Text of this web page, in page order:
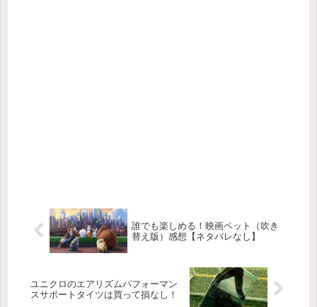
誰でも楽しめる！映画ペット（吹き
替え版）感想【ネタバレなし】
ユニクロのエアリズムパフォーマン
スサポートタイツは買って損なし！